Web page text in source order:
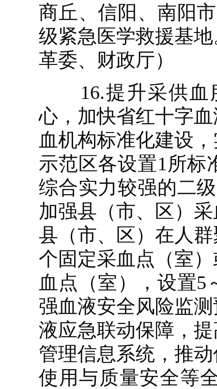
商丘、信阳、南阳
级紧急医学救援基
革委、财政厅）
16.提升采供血
心，加快省红十字
血机构标准化建设
示范区各设置1所标
综合实力较强的二
加强县（市、区）
县（市、区）在人
个固定采血点（室
血点（室），设置5
强血液安全风险监
液应急联动保障，
管理信息系统，推
使用与质量安全等